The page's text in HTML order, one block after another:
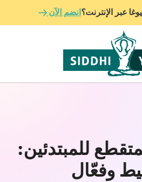
عبر الإنترنت؟انضم الآن
للمبتدئين:
وفعّال